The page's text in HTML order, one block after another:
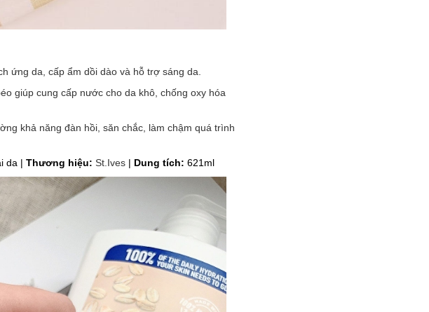
ứng da, cấp ẩm dồi dào và hỗ trợ sáng da.
giúp cung cấp nước cho da khô, chống oxy hóa
khả năng đàn hồi, săn chắc, làm chậm quá trình
da |Thương hiệu: St.Ives | Dung tích: 621ml